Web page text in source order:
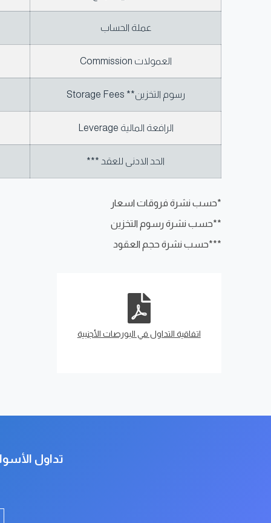
عملة الحساب
العمولات Commission
رسوم التخزين** Storage Fees
الرافعة المالية Leverage
الحد الادنى للعقد ***
*حسب نشرة فروقات اسعار
**حسب نشرة رسوم التخزين
***حسب نشرة حجم العقود
اتفاقية التداول في البورصات الأجنبية
تداول